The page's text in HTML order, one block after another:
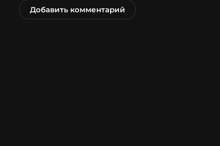
Добавить комментарий